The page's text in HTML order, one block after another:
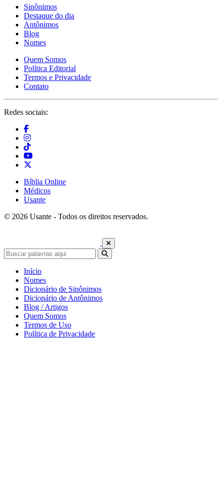
Sinônimos
Destaque do dia
Antônimos
Blog
Nomes
Quem Somos
Política Editorial
Termos e Privacidade
Contato
Redes sociais:
Bíblia Online
Médicos
Usante
© 2026 Usante - Todos os direitos reservados.
Início
Nomes
Dicionário de Sinônimos
Dicionário de Antônimos
Blog / Artigos
Quem Somos
Termos de Uso
Política de Privacidade